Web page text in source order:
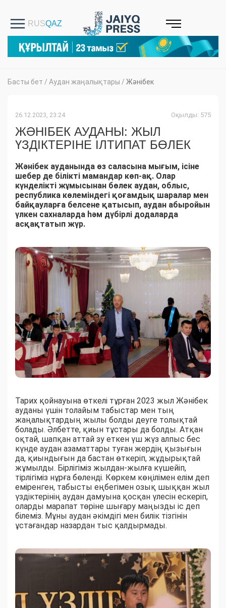
Басты бет / Аудан жаңалықтары / Жәнібек
26.12.2023, 23:24 Оқылды: 575
ЖӘНІБЕК АУДАНЫ: ЖЫЛ
ҮЗДІКТЕРІНЕ ІЛТИПАТ БӨЛЕК
Жәнібек ауданында өз саласына мығым, ісіне
шебер де білікті мамандар көп-ақ. Олар
күнделікті жұмысынан бөлек аудан, облыс,
республика көлеміндегі қоғамдық шаралар мен
байқауларға белсене қатысып, аудан абыройын
үлкен сахналарда һәм дүбірлі додаларда
асқақтатып жүр.
Тарих қойнауына өткелі тұрған 2023 жыл Жәнібек
ауданы үшін толайым табыстар мен тың
жаңалықтардың жылы болды деуге толықтай
болады. Әлбетте, қиын тұстары да болды. Атқан
оқтай, шапқан аттай зу еткен үш жүз алпыс бес
күнде аудан азаматтары туған жердің қызығын
да, қиындығын да бастан өткеріп, жұдырықтай
жұмылды. Бірлігіміз жылдан-жылға күшейіп,
тірлігіміз нұрға бөленді. Көркем көңілімен елім деп
еміренген, табысты еңбегімен озық шыққан жыл
үздіктерінің аудан дамуына қосқан үлесін ескеріп,
оларды марапат төріне шығару маңызды іс деп
білеміз. Мұны аудан әкімдігі мен билік тізгінін
ұстағандар назардан тыс қалдырмады.